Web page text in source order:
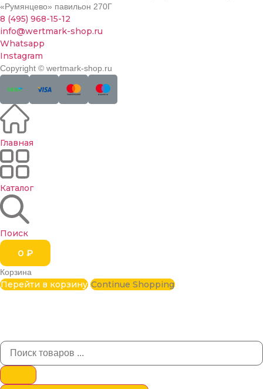
«Румянцево» павильон 270Г
8 (495) 968-15-12
info@wertmark-shop.ru
Whatsapp
Instagram
Copyright © wertmark-shop.ru
Главная
Каталог
Поиск
0 ₽
Корзина
Перейти в корзину Continue Shopping